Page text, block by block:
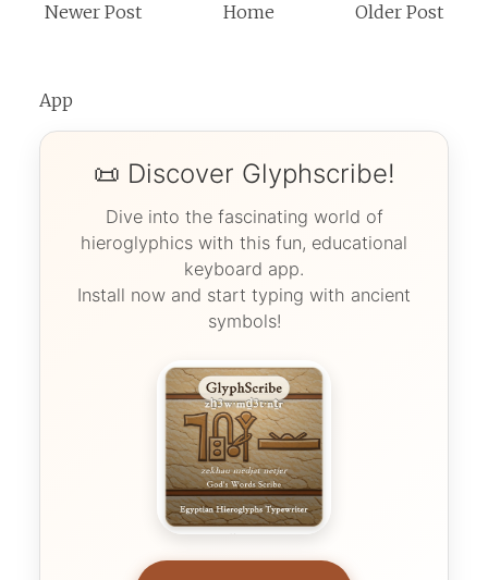
Newer Post Older Post
Home
App
📜 Discover Glyphscribe!
Dive into the fascinating world of
hieroglyphics with this fun, educational
keyboard app.
Install now and start typing with ancient
symbols!